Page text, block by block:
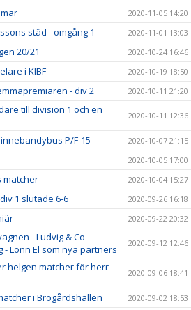
2020-11-05 14:20
städ - omgång 1 2020-11-01 13:03
20/21 2020-10-24 16:46
i KIBF 2020-10-19 18:50
- div 2 2020-10-11 21:20
till division 1 och en
2020-10-11 12:36
P/F-15 2020-10-07 21:15
2020-10-05 17:00
matcher 2020-10-04 15:27
1 slutade 6-6 2020-09-26 16:18
2020-09-22 20:32
- Ludvig & Co -
- Lönn El som nya partners
2020-09-12 12:46
helgen matcher för herr-
2020-09-06 18:41
i Brogårdshallen 2020-09-02 18:53